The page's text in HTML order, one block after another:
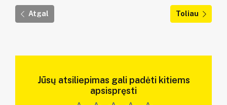
Atgal Toliau
Jūsų atsiliepimas gali padėti kitiems
apsispręsti